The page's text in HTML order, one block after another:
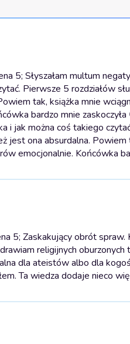
5; Słyszałam multum
Pierwsze 5 rozdziałów
tak, książka mnie
bardzo mnie zaskoczyła
i jak można coś takiego
jest ona absurdalna. Powiem
emocjonalnie. Końcówka
5; Zaskakujący obrót
religijnych
dla ateistów albo dla
Ta wiedza dodaje nieco